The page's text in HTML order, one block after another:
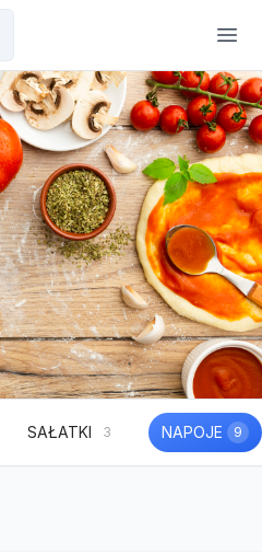
SAŁATKI 3 NAPOJE 9